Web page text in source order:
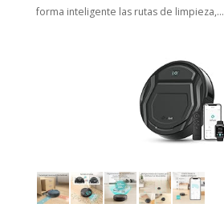
forma inteligente las rutas de limpieza,...